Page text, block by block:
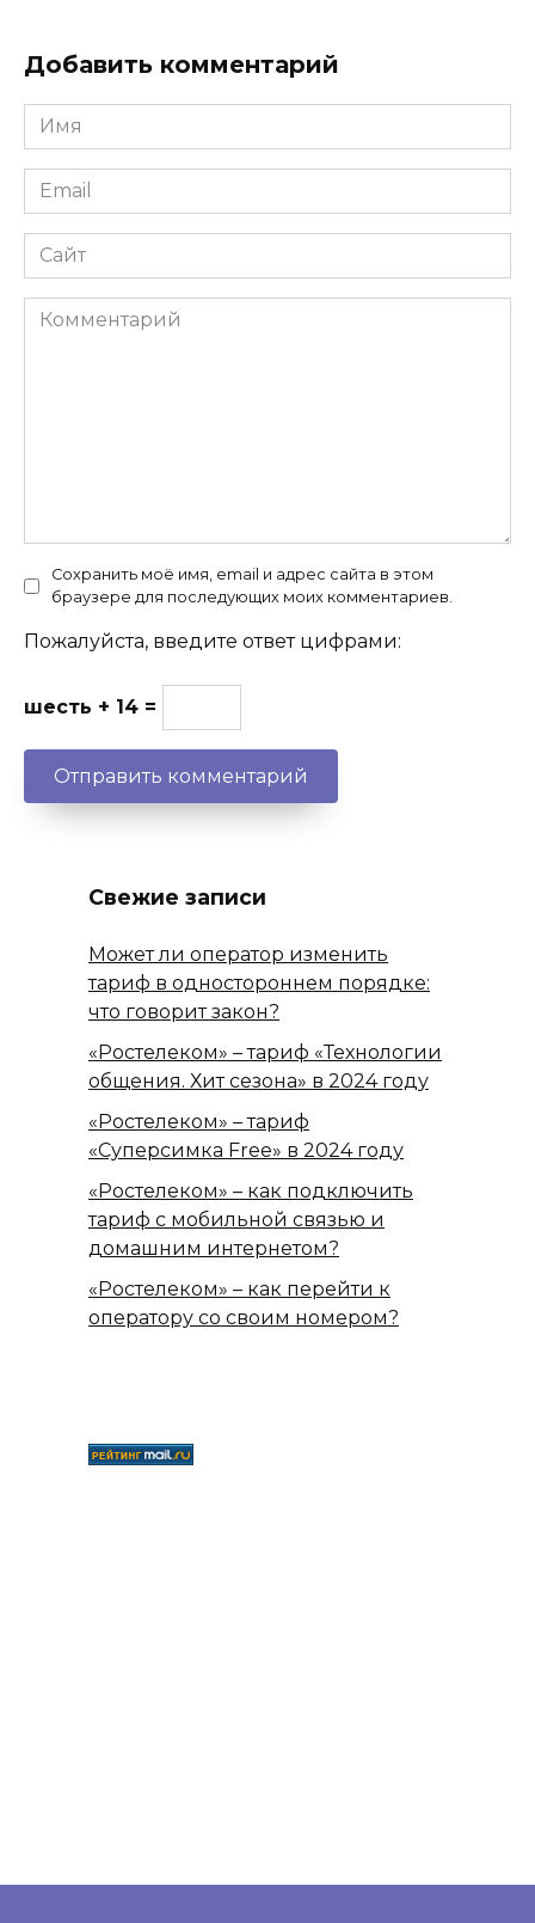
Добавить комментарий
Имя
*
Email
*
Сайт
Комментарий
Сохранить моё имя, email и адрес сайта в этом
браузере для последующих моих комментариев.
Пожалуйста, введите ответ цифрами:
шесть + 14 =
Свежие записи
Может ли оператор изменить
тариф в одностороннем порядке:
что говорит закон?
«Ростелеком» – тариф «Технологии
общения. Хит сезона» в 2024 году
«Ростелеком» – тариф
«Суперсимка Free» в 2024 году
«Ростелеком» – как подключить
тариф с мобильной связью и
домашним интернетом?
«Ростелеком» – как перейти к
оператору со своим номером?